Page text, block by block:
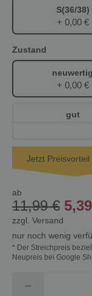
S(36/38)
+ 0,00 €
Zustand
neuwertig
+ 0,00 €
gut
Jetzt Preisvorteil
ab
11,99 €
zzgl. Versand
nur noch wenig
* Der Streichpreis
Neupreis bei Google